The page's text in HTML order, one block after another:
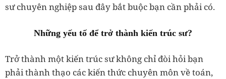
sư chuyên nghiệp sau đây bắt buộc bạn cần phải có.
Những yếu tố để trở thành kiến trúc sư?
Trở thành một kiến trúc sư không chỉ đòi hỏi bạn
phải thành thạo các kiến thức chuyên môn về toán,